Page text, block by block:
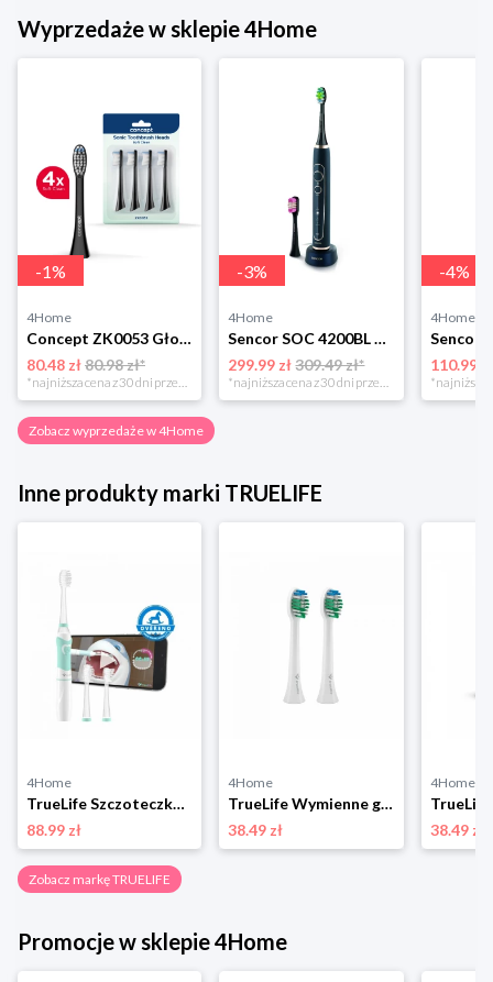
Wyprzedaże w sklepie 4Home
-1%
4Home
Concept ZK0053 Głowica wymienna PERFECT SMILE Soft Clean, 4 szt., czarny
80.48 zł80.98 zł*
*najniższa cena z 30 dni przed obniżką
-3%
4Home
Sencor SOC 4200BL Szczoteczka do zębów
299.99 zł 309.49 zł*
*najniższa cena z 30 dni przed obniżką
-4%
4Home
110.99 zł
Zobacz wyprzedaże w 4Home
Inne produkty marki TRUELIFE
4Home
TrueLife Szczoteczka soniczna dla dzieci SonicBrush Kid G
88.99 zł
4Home
TrueLife Wymienne główki SonicBrush Compact Standard Duo Pack, 2 szt.
38.49 zł
4Home
38.49 zł
Zobacz markę TRUELIFE
Promocje w sklepie 4Home